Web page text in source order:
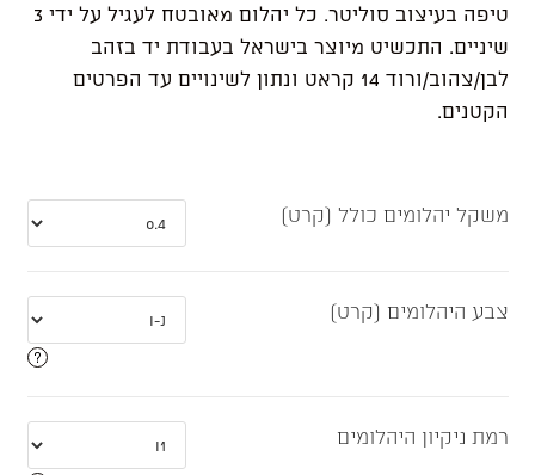
טיפה בעיצוב סוליטר. כל יהלום מאובטח לעגיל על ידי 3
שיניים. התכשיט מיוצר בישראל בעבודת יד בזהב
לבן/צהוב/ורוד 14 קראט ונתון לשינויים עד הפרטים
הקטנים.
משקל יהלומים כולל (קרט)
צבע היהלומים (קרט)
רמת ניקיון היהלומים